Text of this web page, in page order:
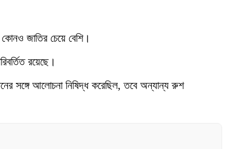
জাতির চেয়ে বেশি।
রয়েছে।
সঙ্গে আলোচনা নিষিদ্ধ করেছিল, তবে অন্যান্য রুশ